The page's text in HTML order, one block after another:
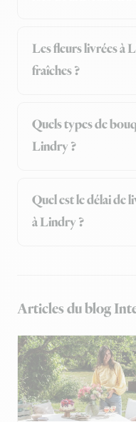
Les fleurs livrées à
fraîches ?
Quels types de
Lindry ?
Quel est le délai de
à Lindry ?
Articles du blog